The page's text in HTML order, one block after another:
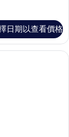
日期以查看價格
客房內保險箱、書桌、